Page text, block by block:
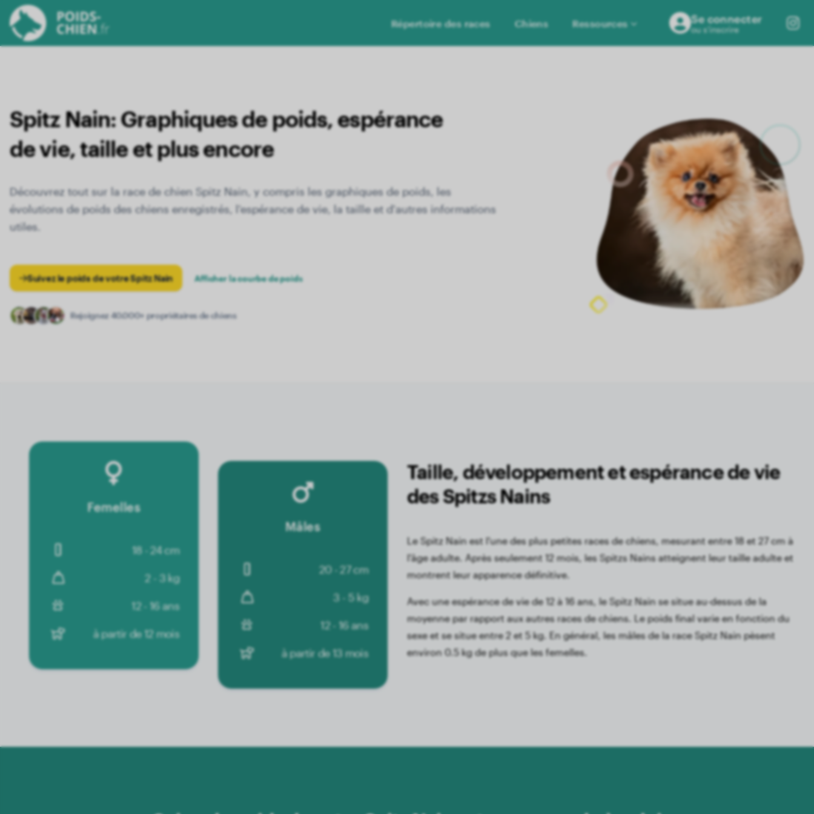
Répertoire des races Chiens Ressources Se connecter
ou s'inscrire
Spitz Nain:Graphiques de poids, espérance
de vie, taille et plus encore
Découvrez tout sur la race de chien Spitz Nain, y compris les graphiques de poids, les
évolutions de poids des chiens enregistrés, l'espérance de vie, la taille et d'autres informations
utiles.
Suivez le poids de votre Spitz Nain Afficher la courbe de poids
Rejoignez 40.000+ propriétaires de chiens
Femelles
18 - 24 cm
2 - 3 kg
12 - 16 ans
à partir de 12 mois
Mâles
20 - 27 cm
3 - 5 kg
12 - 16 ans
à partir de 13 mois
Taille, développement et espérance de vie
des Spitzs Nains
Le Spitz Nain est l'une des plus petites races de chiens, mesurant entre 18 et 27 cm à
l'âge adulte. Après seulement 12 mois, les Spitzs Nains atteignent leur taille adulte et
montrent leur apparence définitive.
Avec une espérance de vie de 12 à 16 ans, le Spitz Nain se situe au-dessus de la
moyenne par rapport aux autres races de chiens. Le poids final varie en fonction du
sexe et se situe entre 2 et 5 kg. En général, les mâles de la race Spitz Nain pèsent
environ 0.5 kg de plus que les femelles.